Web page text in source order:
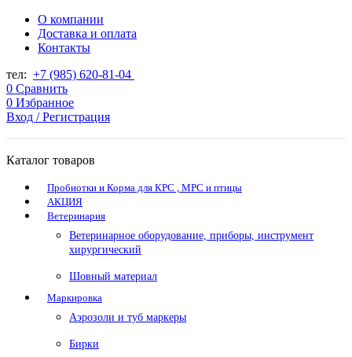
О компании
Доставка и оплата
Контакты
тел: +7 (985) 620-81-04
0 Сравнить
0 Избранное
Вход / Регистрация
Каталог товаров
Пробиотки и Корма для КРС , МРС и птицы
АКЦИЯ
Ветеринария
Ветеринарное оборудование, приборы, инструмент
хирургический
Шовный материал
Маркировка
Аэрозоли и туб маркеры
Бирки